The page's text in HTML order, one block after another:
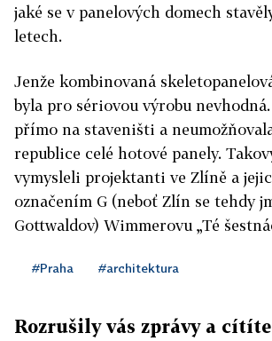
jaké se v panelových domech
letech.
Jenže kombinovaná
byla pro sériovou výrobu
přímo na staveništi a
republice celé hotové panely.
vymysleli projektanti ve Zlíně a
označením G (neboť Zlín se tehdy
Gottwaldov) Wimmerovu „Té
#Praha #architektura
Rozrušily vás zprávy a